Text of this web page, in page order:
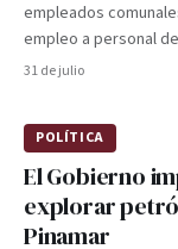
empleados
empleo a personal
31 de julio
POLÍTICA
El Gobierno
explorar
Pinamar